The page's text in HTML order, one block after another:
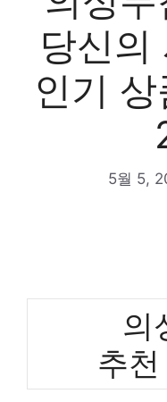
당신의
인기
5월 5,
의
추